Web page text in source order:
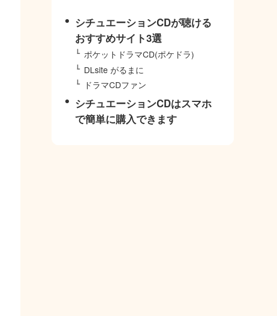
シチュエーションCDが聴ける
おすすめサイト3選
ポケットドラマCD(ポケドラ)
DLsite がるまに
ドラマCDファン
シチュエーションCDはスマホ
で簡単に購入できます